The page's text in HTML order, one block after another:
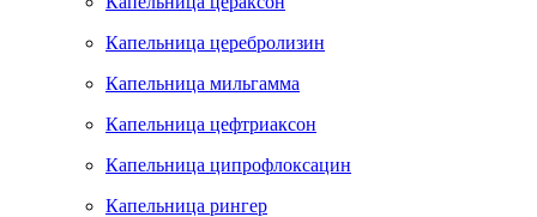
Капельница церебролизин
Капельница мильгамма
Капельница цефтриаксон
Капельница ципрофлоксацин
Капельница рингер